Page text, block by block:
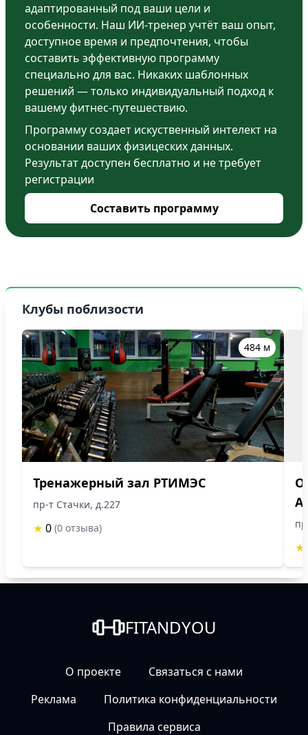
адаптированный под ваши цели и
особенности. Наш ИИ-тренер учтёт ваш опыт,
доступное время и предпочтения, чтобы
составить эффективную программу
специально для вас. Никаких шаблонных
решений — только индивидуальный подход к
вашему фитнес-путешествию.
Программу создает искуственный интелект на
основании ваших физицеских данных.
Результат доступен бесплатно и не требует
регистрации
Составить программу
Клубы поблизости
484 м
Тренажерный зал РТИМЭС
пр-т Стачки, д.227
★ 0 (0 отзыва)
★
FITANDYOU
О проекте
Связаться с нами
Реклама
Политика конфиденциальности
Правила сервиса